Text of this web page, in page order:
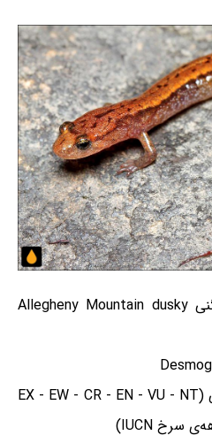
سمندر تیره‌ی کوهستان آلگنی Allegheny Mountain dusky
گونه‌ی با کم‌ترین نگرانی (EX - EW - CR - EN - VU - NT